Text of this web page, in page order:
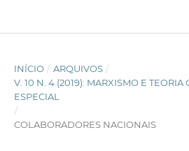
INÍCIO / ARQUIVOS /
V. 10 N. 4 (2019): MARXISMO E TEORIA
ESPECIAL
/
COLABORADORES NACIONAIS